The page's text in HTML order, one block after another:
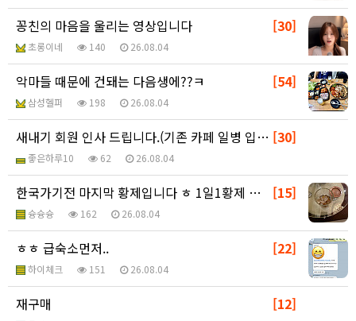
[30]
꽁친의 마음을 울리는 영상입니다
초롱이네 140 26.08.04
[54]
악마들 때문에 건돼는 다음생에??ㅋ
삼성헬퍼 198 26.08.04
[30]
새내기 회원 인사 드립니다.(기존 카페 일병 입니다)
좋은하루10 62 26.08.04
[15]
한국가기전 마지막 황제입니다 ㅎ 1일1황제 미션 클리어
슝슝슝 162 26.08.04
[22]
ㅎㅎ 급숙소먼저..
하이체크 151 26.08.04
[12]
재구매